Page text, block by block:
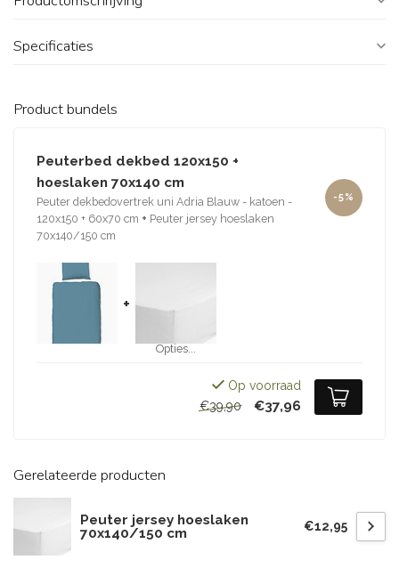
Specificaties
Product bundels
Peuterbed dekbed 120x150 +
hoeslaken 70x140 cm
Peuter dekbedovertrek uni Adria Blauw - katoen -
120x150 + 60x70 cm + Peuter jersey hoeslaken
70x140/150 cm
-5%
+
Opties...
Op voorraad
€39,90
€37,96
Gerelateerde producten
Peuter jersey hoeslaken
70x140/150 cm
€12,95